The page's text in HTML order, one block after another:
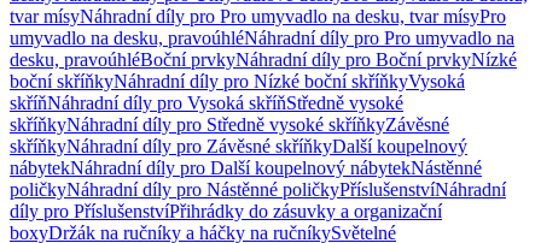
tvar mísyNáhradní díly pro Pro umyvadlo na desku, tvar mísyPro
umyvadlo na desku, pravoúhléNáhradní díly pro Pro umyvadlo na
desku, pravoúhléBoční prvkyNáhradní díly pro Boční prvkyNízké
boční skříňkyNáhradní díly pro Nízké boční skříňkyVysoká
skříňNáhradní díly pro Vysoká skříňStředně vysoké
skříňkyNáhradní díly pro Středně vysoké skříňkyZávěsné
skříňkyNáhradní díly pro Závěsné skříňkyDalší koupelnový
nábytekNáhradní díly pro Další koupelnový nábytekNástěnné
poličkyNáhradní díly pro Nástěnné poličkyPříslušenstvíNáhradní
díly pro PříslušenstvíPřihrádky do zásuvky a organizační
boxyDržák na ručníky a háčky na ručníkySvětelné